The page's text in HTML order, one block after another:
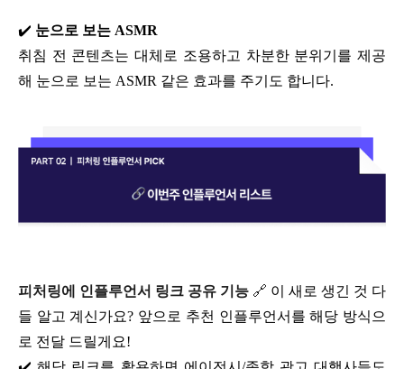
✔️ 눈으로 보는 ASMR
취침 전 콘텐츠는 대체로 조용하고 차분한 분위기를 제공
해 눈으로 보는 ASMR 같은 효과를 주기도 합니다.
피처링에 인플루언서 링크 공유 기능 🔗 이 새로 생긴 것 다
들 알고 계신가요? 앞으로 추천 인플루언서를 해당 방식으
로 전달 드릴게요!